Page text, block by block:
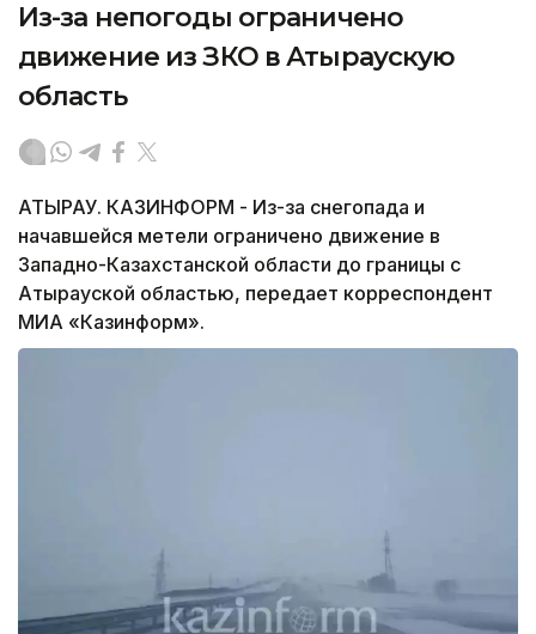
Из-за непогоды ограничено
движение из ЗКО в Атыраускую
область
АТЫРАУ. КАЗИНФОРМ - Из-за снегопада и
начавшейся метели ограничено движение в
Западно-Казахстанской области до границы с
Атырауской областью, передает корреспондент
МИА «Казинформ».